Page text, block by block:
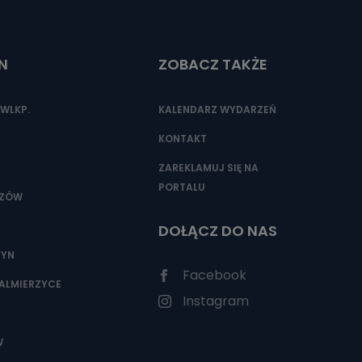
ZOBACZ TAKŻE
KALENDARZ WYDARZEŃ
KONTAKT
ZAREKLAMUJ SIĘ NA
PORTALU
DOŁĄCZ DO NAS
Facebook
Instagram